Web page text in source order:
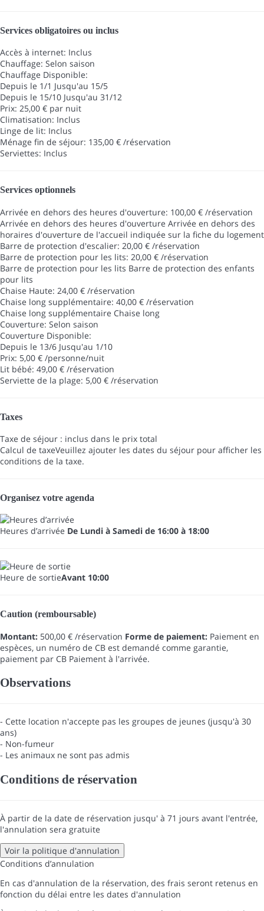
Services obligatoires ou inclus
Accès à internet: Inclus
Chauffage: Selon saison
Chauffage Disponible:
Depuis le 1/1 Jusqu'au 15/5
Depuis le 15/10 Jusqu'au 31/12
Prix: 25,00 € par nuit
Climatisation: Inclus
Linge de lit: Inclus
Ménage fin de séjour: 135,00 € /réservation
Serviettes: Inclus
Services optionnels
Arrivée en dehors des heures d'ouverture: 100,00 € /réservation
Arrivée en dehors des heures d'ouverture Arrivée en dehors des
horaires d'ouverture de l'accueil indiquée sur la fiche du logement
Barre de protection d'escalier: 20,00 € /réservation
Barre de protection pour les lits: 20,00 € /réservation
Barre de protection pour les lits Barre de protection des enfants
pour lits
Chaise Haute: 24,00 € /réservation
Chaise long supplémentaire: 40,00 € /réservation
Chaise long supplémentaire Chaise long
Couverture: Selon saison
Couverture Disponible:
Depuis le 13/6 Jusqu'au 1/10
Prix: 5,00 € /personne/nuit
Lit bébé: 49,00 € /réservation
Serviette de la plage: 5,00 € /réservation
Taxes
Taxe de séjour : inclus dans le prix total
Calcul de taxeVeuillez ajouter les dates du séjour pour afficher les
conditions de la taxe.
Organisez votre agenda
Heures d’arrivée De Lundi à Samedi de 16:00 à 18:00
Heure de sortieAvant 10:00
Caution (remboursable)
Montant: 500,00 € /réservation Forme de paiement: Paiement en
espèces, un numéro de CB est demandé comme garantie,
paiement par CB Paiement à l'arrivée.
Observations
- Cette location n'accepte pas les groupes de jeunes (jusqu'à 30
ans)
- Non-fumeur
- Les animaux ne sont pas admis
Conditions de réservation
À partir de la date de réservation jusqu' à 71 jours avant l'entrée,
l'annulation sera gratuite
Voir la politique d'annulation
Conditions d’annulation
En cas d'annulation de la réservation, des frais seront retenus en
fonction du délai entre les dates d'annulation